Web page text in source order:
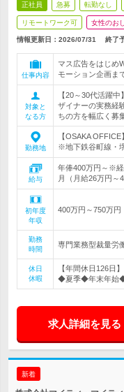
正社員 急募 転勤なし
リモートワーク可 女性のお
情報更新日：2026/07/31 終了
仕事内容
マス広告をはじめ
モーション企画ま
対象と
なる方
【20～30代活躍
ザイナーの実務経
ちの方を幅広く募
勤務地
【OSAKA
※地下鉄谷町線・
給与
年俸400万円～※
月（月給26万円
初年度
年収
400万円～750万円
勤務
時間
専門業務型裁量労
休日
休暇
【年間休日126
◆夏季◆年末年始◆
求人詳細を見る
新着